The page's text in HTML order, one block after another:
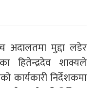
अदालतमा मुद्दा लडेर
हितेन्द्रदेव शाक्यले
कार्यकारी निर्देशकमा